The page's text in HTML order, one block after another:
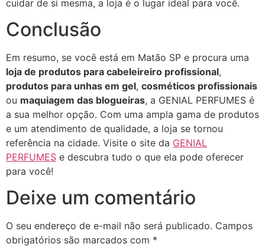
cuidar de si mesma, a loja é o lugar ideal para você.
Conclusão
Em resumo, se você está em Matão SP e procura uma
loja de produtos para cabeleireiro profissional,
produtos para unhas em gel, cosméticos profissionais
ou maquiagem das blogueiras, a GENIAL PERFUMES é
a sua melhor opção. Com uma ampla gama de produtos
e um atendimento de qualidade, a loja se tornou
referência na cidade. Visite o site da GENIAL
PERFUMES e descubra tudo o que ela pode oferecer
para você!
Deixe um comentário
O seu endereço de e-mail não será publicado. Campos
obrigatórios são marcados com *